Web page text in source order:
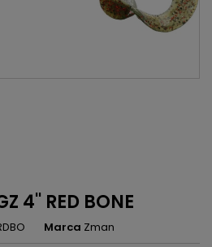
4'' RED BONE
Marca Zman